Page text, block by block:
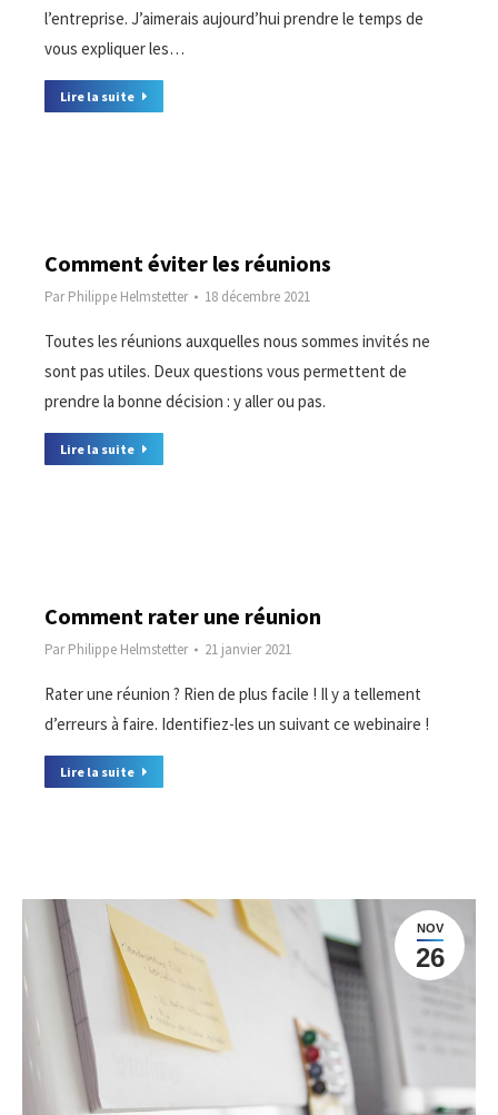
l’entreprise. J’aimerais aujourd’hui prendre le temps de
vous expliquer les…
Lire la suite
Comment éviter les réunions
ParPhilippe Helmstetter 18 décembre 2021
Toutes les réunions auxquelles nous sommes invités ne
sont pas utiles. Deux questions vous permettent de
prendre la bonne décision : y aller ou pas.
Lire la suite
Comment rater une réunion
ParPhilippe Helmstetter 21 janvier 2021
Rater une réunion ? Rien de plus facile ! Il y a tellement
d’erreurs à faire. Identifiez-les un suivant ce webinaire !
Lire la suite
NOV
26